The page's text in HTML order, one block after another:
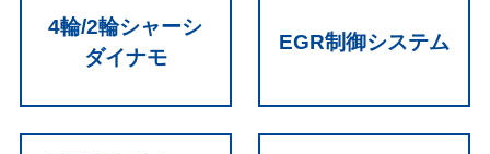
4輪/2輪シャーシ
ダイナモ
EGR制御システム